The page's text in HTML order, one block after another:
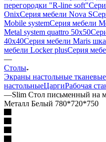
перегородки "R-line soft"
OnixСерия мебели Nova S
Mobile systemСерия мебели
Metal system quattro 50x50
40x40Серия мебели Maris
мебели Locker plusСерия
—
Столы
Экраны настольные тканевые
настольныеЦаргиРабочая
—Slim Стол письменный на
Металл Белый 780*720*750